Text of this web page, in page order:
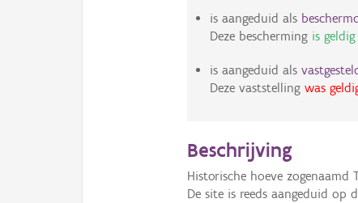
is aangeduid als
Deze bescherming is geldig
is aangeduid als
Deze vaststelling was
Beschrijving
Historische hoeve zogenaamd
De site is reeds aangeduid op